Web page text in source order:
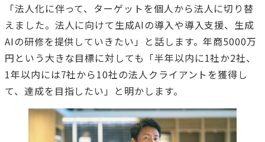
「法人化に伴って、ターゲットを個人から法人に切り替
えました。法人に向けて生成AIの導入や導入支援、生成
AIの研修を提供していきたい」と話します。年商5000万
円という大きな目標に対しても「半年以内に1社か2社、
1年以内には7社から10社の法人クライアントを獲得し
て、達成を目指したい」と明かします。